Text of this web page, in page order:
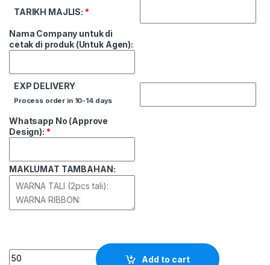
TARIKH MAJLIS: *
Nama Company untuk di
cetak di produk (Untuk Agen):
EXP DELIVERY
Process order in 10-14 days
Whatsapp No (Approve
Design): *
MAKLUMAT TAMBAHAN:
Quantity
Add to cart